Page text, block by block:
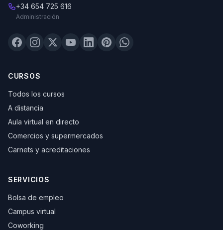
+34 654 725 616
Administración
CURSOS
Todos los cursos
A distancia
Aula virtual en directo
Comercios y supermercados
Carnets y acreditaciones
SERVICIOS
Bolsa de empleo
Campus virtual
Coworking